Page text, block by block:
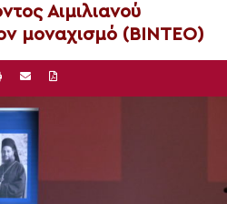
Αιμιλιανού
μοναχισμό (ΒΙΝΤΕΟ)